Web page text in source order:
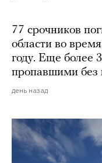
77 срочников
области во
году. Еще более
пропавшими без
день назад